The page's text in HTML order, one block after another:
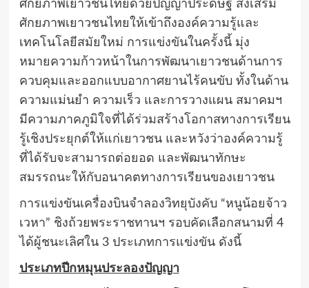
ศักยภาพเยาวชนไทยด้วยปัญญาประดิษฐ์ ส่งเสริม
ศักยภาพเยาวชนไทยให้เข้าถึงองค์ความรู้และ
เทคโนโลยีสมัยใหม่ การแข่งขันในครั้งนี้ มุ่ง
หมายความก้าวหน้าในการพัฒนาเยาวชนด้านการ
ควบคุมและออกแบบอากาศยานไร้คนขับ ทั้งในด้าน
ความแม่นยำ ความเร็ว และการวางแผน สมาคมฯ
มีความภาคภูมิใจที่ได้ร่วมสร้างโอกาสทางการเรียน
รู้เชิงประยุกต์ให้แก่เยาวชน และหวังว่าองค์ความรู้
ที่ได้รับจะสามารถต่อยอด และพัฒนาทักษะ
สมรรถนะให้กับอนาคตทางการเรียนของเยาวชน
การแข่งขันเครื่องบินจำลองวิทยุบังคับ “หนูน้อยจ้าว
เวหา” ชิงถ้วยพระราชทานฯ รอบคัดเลือกสนามที่ 4
ได้ผู้ชนะเลิศใน 3 ประเภทการแข่งขัน ดังนี้
ประเภทปีกหมุนประลองปัญญา